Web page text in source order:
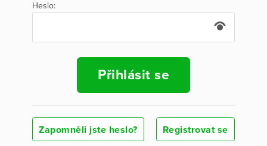
Heslo:
Přihlásit se
Zapomněli jste heslo? Registrovat se